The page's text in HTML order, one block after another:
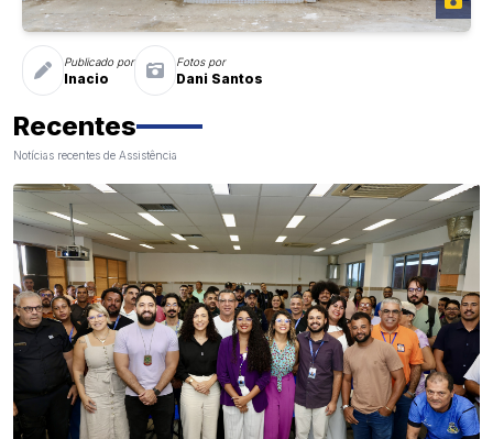
Publicado por
Inacio
Fotos por
Dani Santos
Recentes
Notícias recentes de Assistência